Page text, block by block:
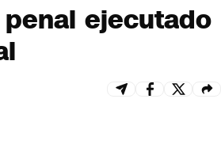
ejecutado